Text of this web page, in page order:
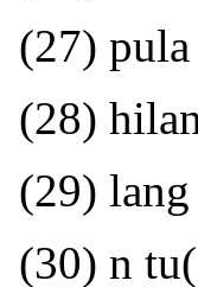
(27)
(28)
(29)
(30) n